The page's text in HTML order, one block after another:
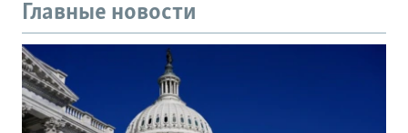
Главные новости